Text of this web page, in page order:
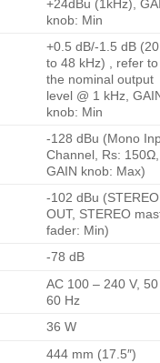
+24dBu (1kHz),
knob: Min
+0.5 dB/-1.5 dB
to 48 kHz) , refer to
the nominal output
level @ 1 kHz,
knob: Min
-128 dBu (Mono
Channel, Rs: 150Ω,
GAIN knob: Max)
-102 dBu (STEREO
OUT, STEREO
fader: Min)
-78 dB
AC 100 – 240 V,
60 Hz
36 W
444 mm (17.5″)